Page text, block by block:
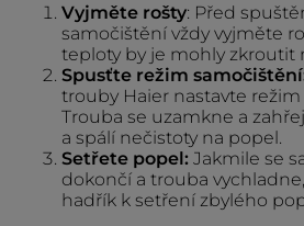
Vyjměte rošty: Před
samočištění vždy vyjměte
teploty by je mohly zkroutit
Spusťte režim
trouby Haier nastavte
Trouba se uzamkne a
a spálí nečistoty na popel.
Setřete popel: Jakmile se
dokončí a trouba
hadřík k setření zbylého